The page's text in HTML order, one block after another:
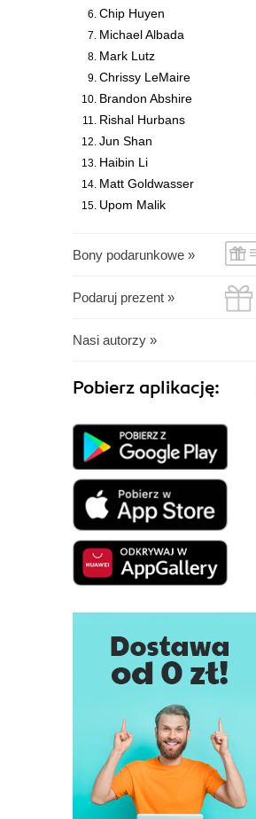
Chip Huyen
Michael Albada
Mark Lutz
Chrissy LeMaire
Brandon Abshire
Rishal Hurbans
Jun Shan
Haibin Li
Matt Goldwasser
Upom Malik
Bony podarunkowe »
Podaruj prezent »
Nasi autorzy »
Pobierz aplikację: